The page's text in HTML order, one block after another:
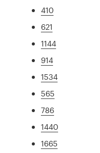
410
621
1144
914
1534
565
786
1440
1665